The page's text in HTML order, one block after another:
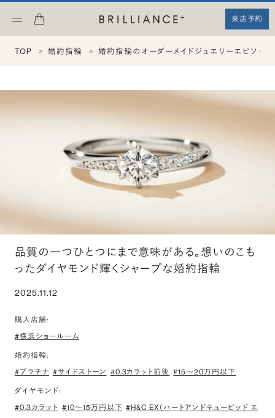
来店予約
TOP 婚約指輪 婚約指輪のオーダーメイドジュエリーエピソー
品質の一つひとつにまで意味がある。想いのこも
ったダイヤモンド輝くシャープな婚約指輪
2025.11.12
購入店舗:
#横浜ショールーム
婚約指輪:
#プラチナ #サイドストーン #0.3カラット前後 #15〜20万円以下
ダイヤモンド:
#0.3カラット #10〜15万円以下 #H&C EX（ハートアンドキューピッド エ